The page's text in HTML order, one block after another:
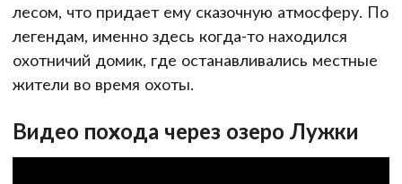
лесом, что придает ему сказочную атмосферу. По
легендам, именно здесь когда-то находился
охотничий домик, где останавливались местные
жители во время охоты.
Видео похода через озеро Лужки